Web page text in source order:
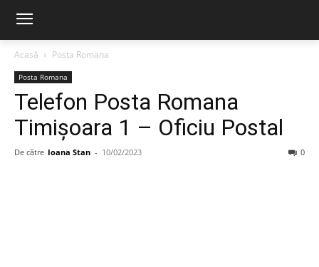
Acasă Posta Romana
Posta Romana
Telefon Posta Romana
Timişoara 1 – Oficiu Postal
De către Ioana Stan - 10/02/2023 0